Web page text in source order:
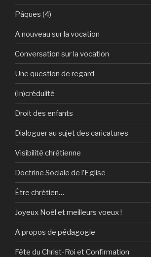
Pâques (4)
A nouveau sur la vocation
Conversation sur la vocation
Une question de regard
(In)crédulité
Droit des enfants
Dialoguer au sujet des caricatures
Visibilité chrétienne
Doctrine Sociale de l’Eglise
Être chrétien…
Joyeux Noël et meilleurs voeux !
A propos de pédagogie
Fête du Christ-Roi et Confirmation